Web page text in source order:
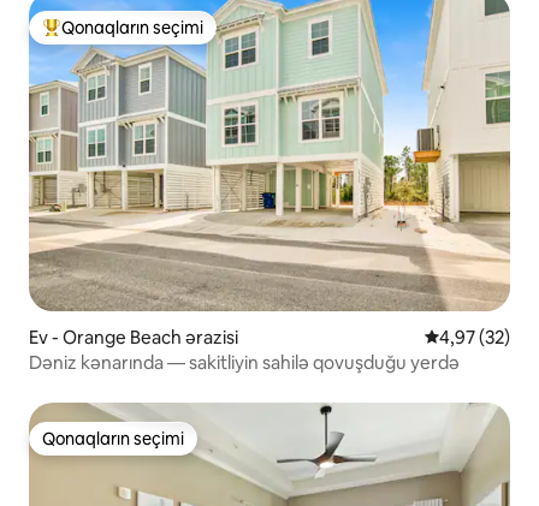
Populyar "Qonaqların seçimi"
Qonaqların seçimi
Ev - Orange Beach ərazisi Ortalama
4,97 (32)
Dəniz kənarında — sakitliyin sahilə qovuşduğu yerdə
Qonaqların seçimi
Qonaqların seçimi